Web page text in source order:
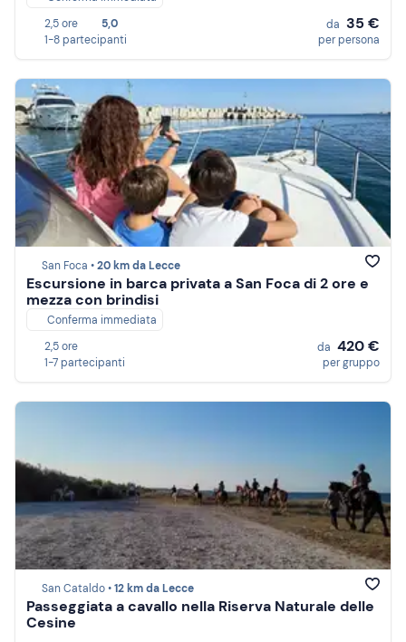
2,5 ore
5,0
1-8 partecipanti
da 35 €
per persona
San Foca •20 km da Lecce
Escursione in barca privata a San Foca di 2 ore e
mezza con brindisi
Conferma immediata
2,5 ore
1-7 partecipanti
da 420 €
per gruppo
San Cataldo •12 km da Lecce
Passeggiata a cavallo nella Riserva Naturale delle
Cesine